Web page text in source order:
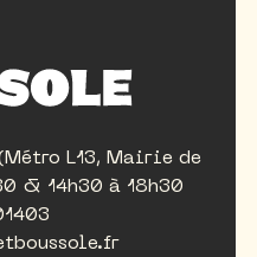
L13, Mairie de
& 14h30 à 18h30